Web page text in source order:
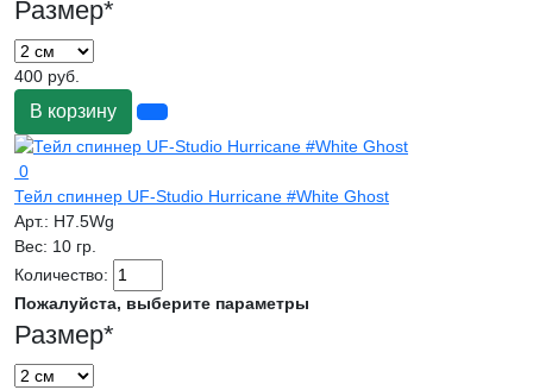
Размер*
400 руб.
В корзину
0
Тейл спиннер UF-Studio Hurricane #White Ghost
Арт.: H7.5Wg
Вес: 10 гр.
Количество:
Пожалуйста, выберите параметры
Размер*